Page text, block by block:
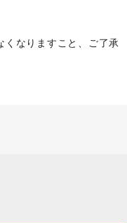
なりますこと、ご了承